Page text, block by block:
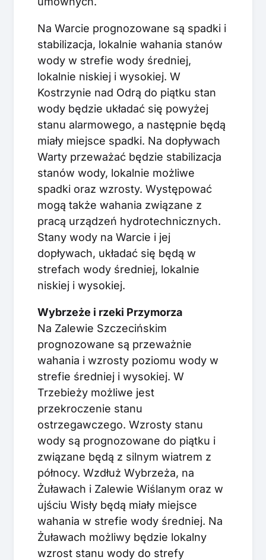
Na Warcie prognozowane są spadki i
stabilizacja, lokalnie wahania stanów
wody w strefie wody średniej,
lokalnie niskiej i wysokiej. W
Kostrzynie nad Odrą do piątku stan
wody będzie układać się powyżej
stanu alarmowego, a następnie będą
miały miejsce spadki. Na dopływach
Warty przeważać będzie stabilizacja
stanów wody, lokalnie możliwe
spadki oraz wzrosty. Występować
mogą także wahania związane z
pracą urządzeń hydrotechnicznych.
Stany wody na Warcie i jej
dopływach, układać się będą w
strefach wody średniej, lokalnie
niskiej i wysokiej.
Wybrzeże i rzeki Przymorza
Na Zalewie Szczecińskim
prognozowane są przeważnie
wahania i wzrosty poziomu wody w
strefie średniej i wysokiej. W
Trzebieży możliwe jest
przekroczenie stanu
ostrzegawczego. Wzrosty stanu
wody są prognozowane do piątku i
związane będą z silnym wiatrem z
północy. Wzdłuż Wybrzeża, na
Żuławach i Zalewie Wiślanym oraz w
ujściu Wisły będą miały miejsce
wahania w strefie wody średniej. Na
Żuławach możliwy będzie lokalny
wzrost stanu wody do strefy